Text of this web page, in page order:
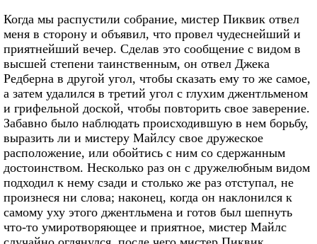
Когда мы распустили собрание, мистер Пиквик отвел
меня в сторону и объявил, что провел чудеснейший и
приятнейший вечер. Сделав это сообщение с видом в
высшей степени таинственным, он отвел Джека
Редберна в другой угол, чтобы сказать ему то же самое,
а затем удалился в третий угол с глухим джентльменом
и грифельной доской, чтобы повторить свое заверение.
Забавно было наблюдать происходившую в нем борьбу,
выразить ли и мистеру Майлсу свое дружеское
расположение, или обойтись с ним со сдержанным
достоинством. Несколько раз он с дружелюбным видом
подходил к нему сзади и столько же раз отступал, не
произнеся ни слова; наконец, когда он наклонился к
самому уху этого джентльмена и готов был шепнуть
что-то умиротворяющее и приятное, мистер Майлс